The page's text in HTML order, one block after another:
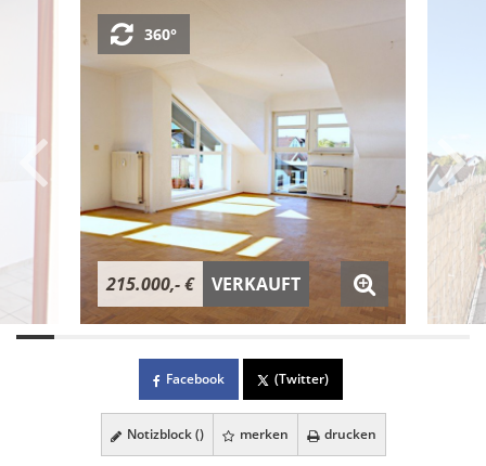
215.000,- € VERKAUFT
360°
Facebook (Twitter)
Notizblock () merken drucken